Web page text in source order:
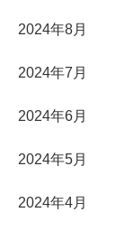
2024年8月
2024年7月
2024年6月
2024年5月
2024年4月